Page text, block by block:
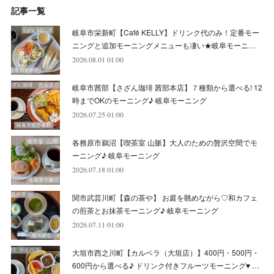
(5
(7)
(10
( 6)
(10)
(6
(5)
(6)
(8)
(7
(9)
(4)
(6)
(7
(11)
(7)
(9)
(2)
(7
(7)
(5)
(1)
(8)
(4)
(7)
(4)
(5)
(4)
(4)
(10)
(10)
(6)
(7)
(8)
(7)
(6)
(5)
(6)
(8)
(8)
(5)
(8)
(8)
(8)
(9)
(9)
(9)
(7)
(11)
(10)
(10)
(12)
(16)
(9)
(13)
(8)
(6)
(12)
記事一覧
岐阜市栄新町【Café KELLY】ドリンク代のみ！定番モー
ニングと追加モーニングメニューも凄い★岐阜モーニ…
2026.08.01 01:00
岐阜市茜部【さざん珈琲 茜部本店】７種類から選べる! 12
時までOKのモーニング♪ 岐阜モーニング
2026.07.25 01:00
各務原市鵜沼【喫茶室 山脈】大人のための贅沢空間でモ
ーニング♪ 岐阜モーニング
2026.07.18 01:00
関市武芸川町【森の茶や】 お庭を眺めながら♡和カフェ
の煎茶とお抹茶モーニング♪ 岐阜モーニング
2026.07.11 01:00
大垣市西之川町【カルベラ（大垣店）】400円・500円・
600円から選べる♪ ドリンク付きフルーツモーニング♥ …